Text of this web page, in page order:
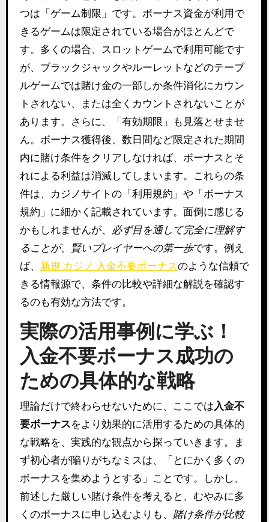
つは「ゲーム制限」です。ボーナス資金が利用で
きるゲームは限定されている場合がほとんどで
す。多くの場合、スロットゲームで利用可能です
が、ブラックジャックやルーレットなどのテーブ
ルゲームでは賭け金の一部しか条件消化にカウン
トされない、または全くカウントされないことが
あります。さらに、「有効期限」も見落とせませ
ん。ボーナス獲得後、数日間など限定された期間
内に賭け条件をクリアしなければ、ボーナスとそ
れによる利益は消滅してしまいます。これらの条
件は、カジノサイトの「利用規約」や「ボーナス
規約」に細かく記載されています。面倒に感じる
かもしれませんが、
必ず目を通して完全に理解す
ることが、賢いプレイヤーへの第一歩です。例え
ば、 新規 カジノ 入金不要ボーナスのような信頼で
きる情報源で、条件の比較や詳細な解説を確認す
るのも有効な方法です。
実際の活用事例に学ぶ！
入金不要ボーナス成功の
ための具体的な戦略
理論だけで終わらせないために、ここでは 入金不
要ボーナスをより効果的に活用するための具体的
な戦略を、実践的な観点から探っていきます。ま
ず初心者が陥りがちなミスは、「とにかく多くの
ボーナスを集めようとする」ことです。しかし、
前述した厳しい賭け条件を考えると、むやみに多
くのボーナスに申し込むよりも、 賭け条件が比較